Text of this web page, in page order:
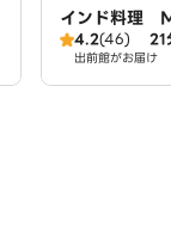
インド料理
4.2(46) 21
出前館がお届け